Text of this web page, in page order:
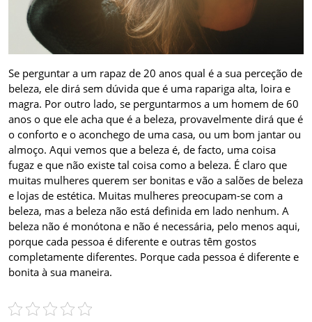
Se perguntar a um rapaz de 20 anos qual é a sua perceção de
beleza, ele dirá sem dúvida que é uma rapariga alta, loira e
magra. Por outro lado, se perguntarmos a um homem de 60
anos o que ele acha que é a beleza, provavelmente dirá que é
o conforto e o aconchego de uma casa, ou um bom jantar ou
almoço. Aqui vemos que a beleza é, de facto, uma coisa
fugaz e que não existe tal coisa como a beleza. É claro que
muitas mulheres querem ser bonitas e vão a salões de beleza
e lojas de estética. Muitas mulheres preocupam-se com a
beleza, mas a beleza não está definida em lado nenhum. A
beleza não é monótona e não é necessária, pelo menos aqui,
porque cada pessoa é diferente e outras têm gostos
completamente diferentes. Porque cada pessoa é diferente e
bonita à sua maneira.